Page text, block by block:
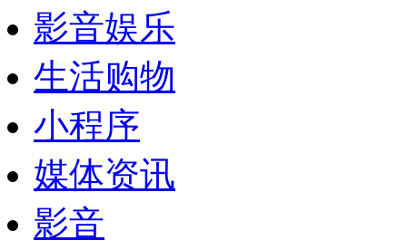
影音娱乐
生活购物
小程序
媒体资讯
影音